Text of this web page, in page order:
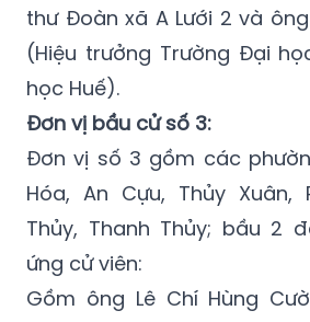
thư Đoàn xã A Lưới 2 và
(Hiệu trưởng Trường Đại
học Huế).
Đơn vị bầu cử số 3:
Đơn vị số 3 gồm các
Hóa, An Cựu, Thủy Xuân,
Thủy, Thanh Thủy; bầu 2
ứng cử viên:
Gồm ông Lê Chí Hùng